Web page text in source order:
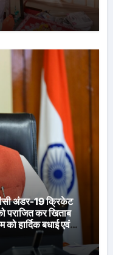
अंडर-19 क्रिकेट
पराजित कर खिताब
हार्दिक बधाई एवं